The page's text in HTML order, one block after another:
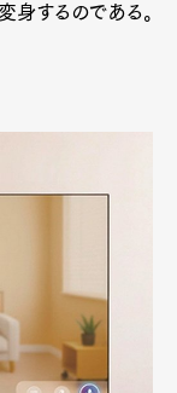
身するのである。